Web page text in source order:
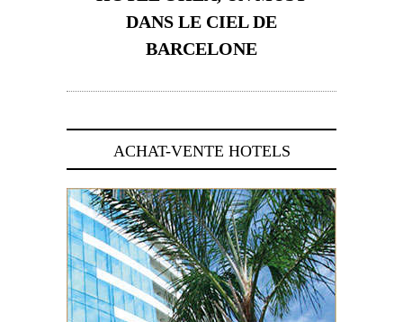
DANS LE CIEL DE
BARCELONE
ACHAT-VENTE HOTELS